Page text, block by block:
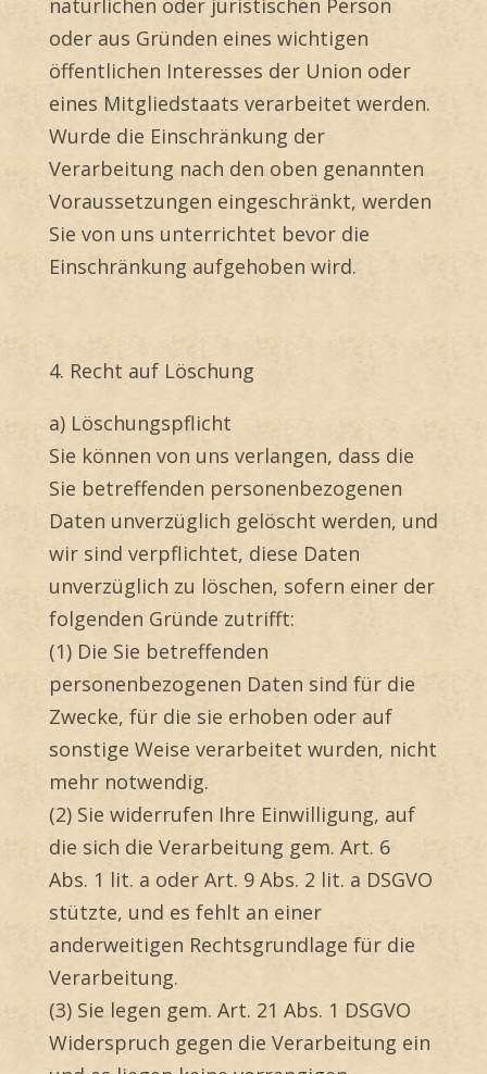
natürlichen oder juristischen Person
oder aus Gründen eines wichtigen
öffentlichen Interesses der Union oder
eines Mitgliedstaats verarbeitet werden.
Wurde die Einschränkung der
Verarbeitung nach den oben genannten
Voraussetzungen eingeschränkt, werden
Sie von uns unterrichtet bevor die
Einschränkung aufgehoben wird.
4. Recht auf Löschung
a) Löschungspflicht
Sie können von uns verlangen, dass die
Sie betreffenden personenbezogenen
Daten unverzüglich gelöscht werden, und
wir sind verpflichtet, diese Daten
unverzüglich zu löschen, sofern einer der
folgenden Gründe zutrifft:
(1) Die Sie betreffenden
personenbezogenen Daten sind für die
Zwecke, für die sie erhoben oder auf
sonstige Weise verarbeitet wurden, nicht
mehr notwendig.
(2) Sie widerrufen Ihre Einwilligung, auf
die sich die Verarbeitung gem. Art. 6
Abs. 1 lit. a oder Art. 9 Abs. 2 lit. a DSGVO
stützte, und es fehlt an einer
anderweitigen Rechtsgrundlage für die
Verarbeitung.
(3) Sie legen gem. Art. 21 Abs. 1 DSGVO
Widerspruch gegen die Verarbeitung ein